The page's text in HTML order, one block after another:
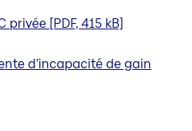
privée [PDF, 415 kB]
d’incapacité de gain